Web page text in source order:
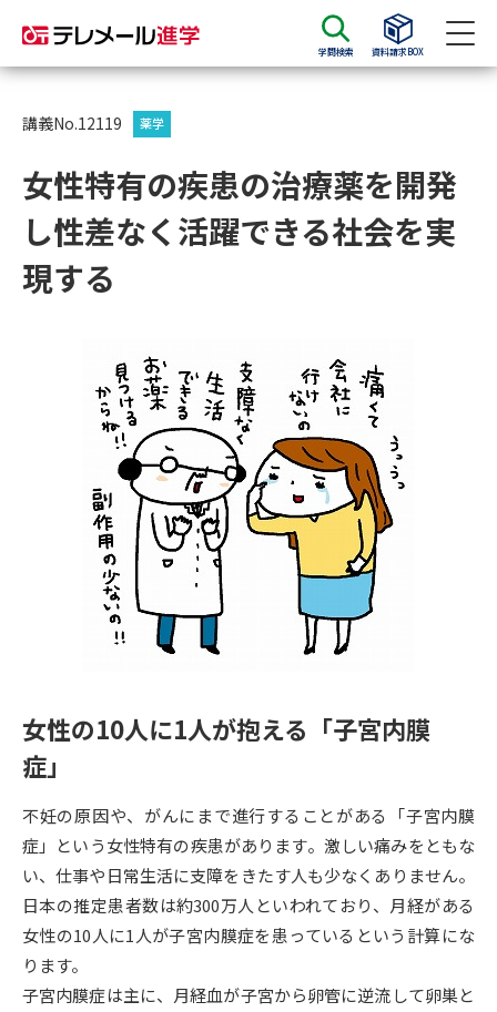
学問検索 資料請求BOX
資料請求
大学・短大の資料種類から請求
大学パンフ
大学・短大以外の資料から請求
専門学校の資料請求 大学院の資料請求
留学・進学関連、塾・予備校
大学入学共通テスト「受験案
内」の請求
大学入学共通テスト「受験上の
配慮案内」の請求
高等学校卒業程度認定試験
高等学校（情報）教員資格認定
試験
大学研究 大学検索
大学で学べる内容や特徴を調べる
新増設大学・学部・学科特集
集
講義No.12119 薬学
女性特有の疾患の治療薬を開発
し性差なく活躍できる社会を実
現する
女性の10人に1人が抱える「子宮内膜
症」
不妊の原因や、がんにまで進行することがある「子宮内膜
症」という女性特有の疾患があります。激しい痛みをともな
い、仕事や日常生活に支障をきたす人も少なくありません。
日本の推定患者数は約300万人といわれており、月経がある
女性の10人に1人が子宮内膜症を患っているという計算にな
ります。
子宮内膜症は主に、月経血が子宮から卵管に逆流して卵巣と